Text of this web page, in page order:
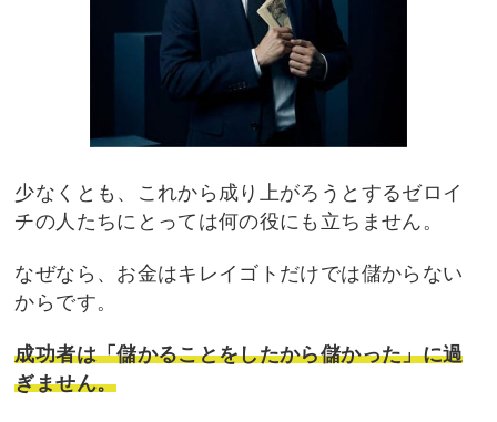
少なくとも、これから成り上がろうとするゼロイ
チの人たちにとっては何の役にも立ちません。
なぜなら、お金はキレイゴトだけでは儲からない
か らです。
成功者は「儲かることをしたから儲かった」に過
ぎません。